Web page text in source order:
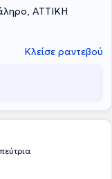
φροντίδα των
και
ΑΤΤΙΚΗ
Κλείσε ραντεβού